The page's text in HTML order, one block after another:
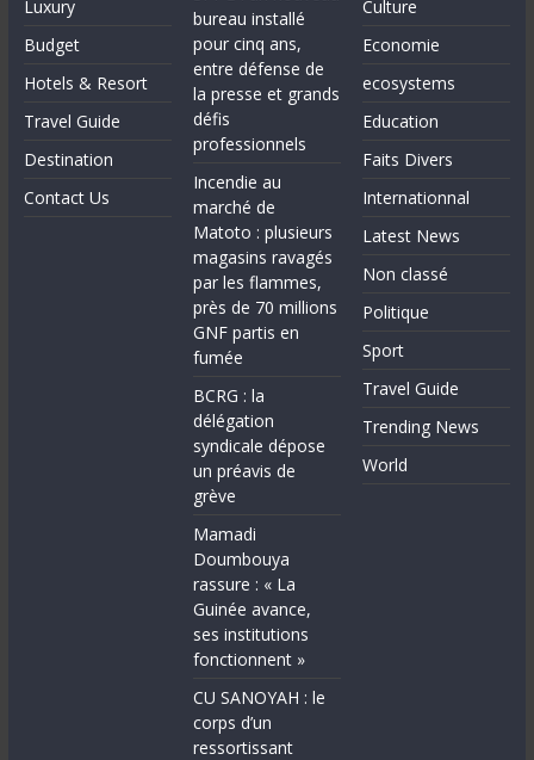
Luxury
Budget
Hotels & Resort
Travel Guide
Destination
Contact Us
bureau installé
pour cinq ans,
entre défense de
la presse et grands
défis
professionnels
Incendie au
marché de
Matoto : plusieurs
magasins ravagés
par les flammes,
près de 70 millions
GNF partis en
fumée
BCRG : la
délégation
syndicale dépose
un préavis de
grève
Mamadi
Doumbouya
rassure : « La
Guinée avance,
ses institutions
fonctionnent »
CU SANOYAH : le
corps d’un
ressortissant
Culture
Economie
ecosystems
Education
Faits Divers
Internationnal
Latest News
Non classé
Politique
Sport
Travel Guide
Trending News
World